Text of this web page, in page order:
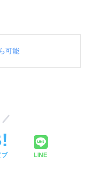
可能
ブ LINE